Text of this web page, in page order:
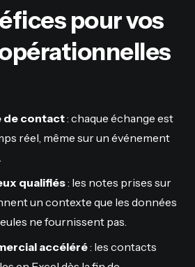
pour vos
de contact: chaque échange est
réel, même sur un événement
qualifiés: les notes prises sur
un contexte que les données
ne fournissent pas.
accéléré: les contacts